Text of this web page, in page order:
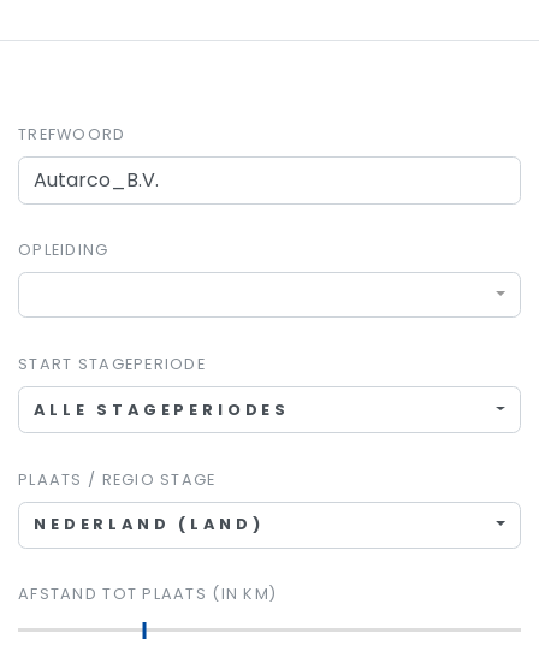
TREFWOORD
OPLEIDING
START STAGEPERIODE
ALLE STAGEPERIODES
PLAATS / REGIO STAGE
NEDERLAND (LAND)
AFSTAND TOT PLAATS (IN KM)